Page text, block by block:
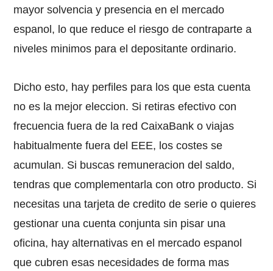
mayor solvencia y presencia en el mercado
espanol, lo que reduce el riesgo de contraparte a
niveles minimos para el depositante ordinario.
Dicho esto, hay perfiles para los que esta cuenta
no es la mejor eleccion. Si retiras efectivo con
frecuencia fuera de la red CaixaBank o viajas
habitualmente fuera del EEE, los costes se
acumulan. Si buscas remuneracion del saldo,
tendras que complementarla con otro producto. Si
necesitas una tarjeta de credito de serie o quieres
gestionar una cuenta conjunta sin pisar una
oficina, hay alternativas en el mercado espanol
que cubren esas necesidades de forma mas